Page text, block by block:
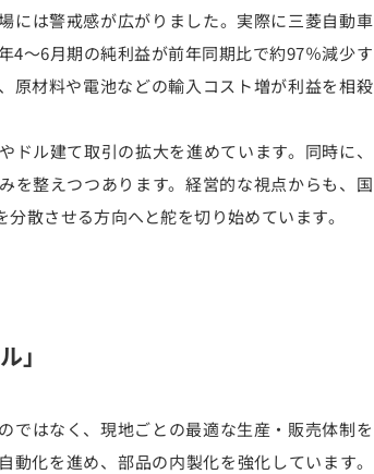
には警戒感が広がりました。実際に三菱自動車
4〜6月期の純利益が前年同期比で約97％減少す
原材料や電池などの輸入コスト増が利益を相殺
ル建て取引の拡大を進めています。同時に、
を整えつつあります。経営的な視点からも、国
散させる方向へと舵を切り始めています。
」
ではなく、現地ごとの最適な生産・販売体制を
化を進め、部品の内製化を強化しています。